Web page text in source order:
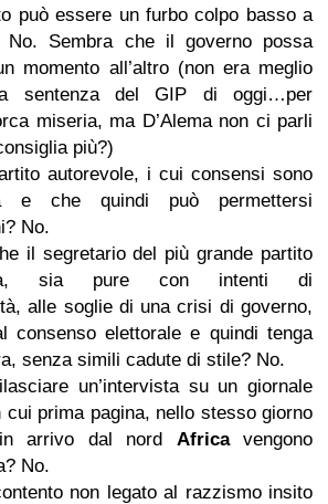
può essere un furbo colpo basso a
No. Sembra che il governo possa
momento all’altro (non era meglio
sentenza del GIP di oggi…per
miseria, ma D’Alema non ci parli
più?)
autorevole, i cui consensi sono
e che quindi può permettersi
No.
il segretario del più grande partito
sia pure con intenti di
alle soglie di una crisi di governo,
consenso elettorale e quindi tenga
senza simili cadute di stile? No.
un’intervista su un giornale
cui prima pagina, nello stesso giorno
arrivo dal nord Africavengono
No.
non legato al razzismo insito